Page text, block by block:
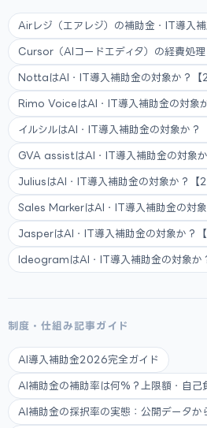
Airレジ（エアレジ）の補助金・IT導入補
Cursor（AIコードエディタ）の経費処理
NottaはAI・IT導入補助金の対象か？【
Rimo VoiceはAI・IT導入補助金の対象か
イルシルはAI・IT導入補助金の対象か？
GVA assistはAI・IT導入補助金の対象か
JuliusはAI・IT導入補助金の対象か？【
Sales MarkerはAI・IT導入補助金の対象
JasperはAI・IT導入補助金の対象か？
IdeogramはAI・IT導入補助金の対象か
制度・仕組み記事ガイド
AI導入補助金2026完全ガイド
AI補助金の補助率は何%？上限額・自己
AI補助金の採択率の実態：公開データか